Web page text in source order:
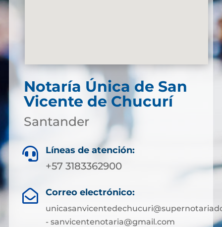
Notaría Única de San
Vicente de Chucurí
Santander
 Líneas de atención:
+57 3183362900
 Correo electrónico:
- sanvicentenotaria@gmail.com